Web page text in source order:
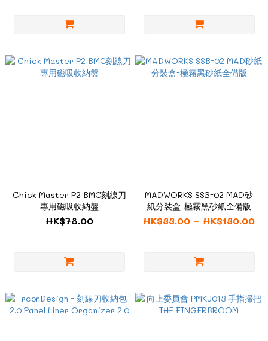
Chick Master P2 BMC刻線刀
專用磁吸收納盤
HK$78.00
MADWORKS SSB-02 MAD砂
紙分裝盒-極霧黑砂紙全備版
HK$33.00 ~ HK$130.00